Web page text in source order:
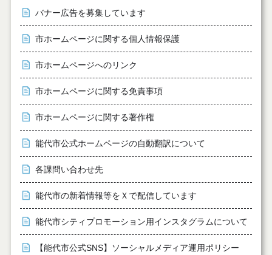
バナー広告を募集しています
市ホームページに関する個人情報保護
市ホームページへのリンク
市ホームページに関する免責事項
市ホームページに関する著作権
能代市公式ホームページの自動翻訳について
各課問い合わせ先
能代市の新着情報等をＸで配信しています
能代市シティプロモーション用インスタグラムについて
【能代市公式SNS】ソーシャルメディア運用ポリシー